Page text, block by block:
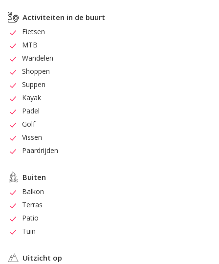
Activiteiten in de buurt
Fietsen
MTB
Wandelen
Shoppen
Suppen
Kayak
Padel
Golf
Vissen
Paardrijden
Buiten
Balkon
Terras
Patio
Tuin
Uitzicht op